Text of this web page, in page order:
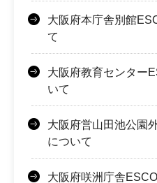
大阪府本庁舎別館
て
大阪府教育センター
いて
大阪府営山田池公園
について
大阪府咲洲庁舎